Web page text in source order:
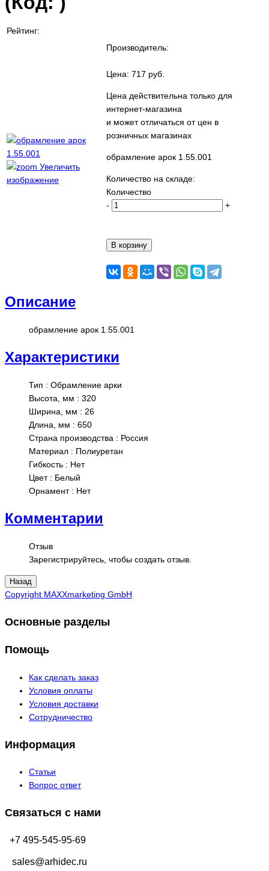
Рейтинг:
Увеличить
изображение
Производитель:
Цена: 717 руб.
Цена действительна только для
интернет-магазина
и может отличаться от цен в
розничных магазинах
обрамление арок 1.55.001
Количество на складе:
Количество
-
+
Описание
обрамление арок 1.55.001
Характеристики
Тип : Обрамление арки
Высота, мм : 320
Ширина, мм : 26
Длина, мм : 650
Страна производства : Россия
Материал : Полиуретан
Гибкость : Нет
Цвет: Белый
Орнамент: Нет
Комментарии
Отзыв
Зарегистрируйтесь, чтобы создать отзыв.
Copyright MAXXmarketing GmbH
Основные разделы
Помощь
Как сделать заказ
Условия оплаты
Условия доставки
Сотрудничество
Информация
Статьи
Вопрос ответ
Связаться с нами
+7 495-545-95-69
sales@arhidec.ru